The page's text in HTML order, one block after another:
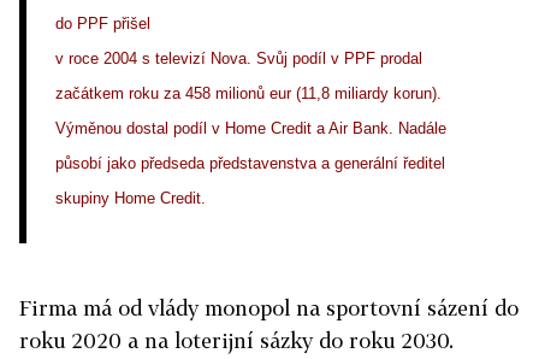
do PPF přišel
v roce 2004 s televizí Nova. Svůj podíl v PPF prodal
začátkem roku za 458 milionů eur (11,8 miliardy korun).
Výměnou dostal podíl v Home Credit a Air Bank. Nadále
působí jako předseda představenstva a generální ředitel
skupiny Home Credit.
Firma má od vlády monopol na sportovní sázení do
roku 2020 a na loterijní sázky do roku 2030.